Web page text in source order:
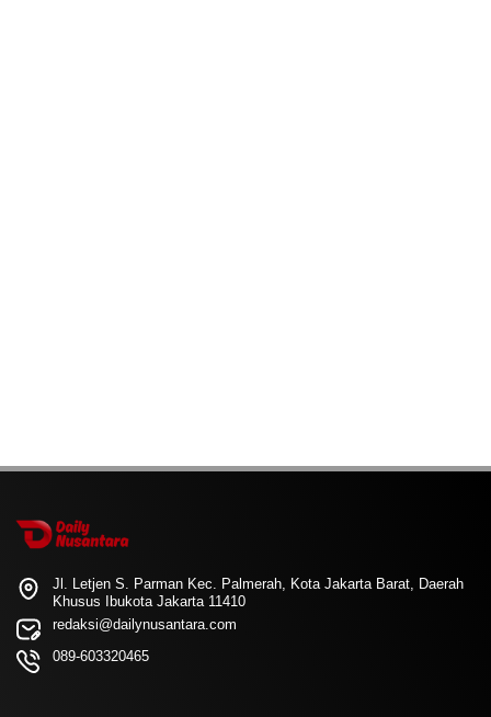
Jl. Letjen S. Parman Kec. Palmerah, Kota Jakarta Barat, Daerah
Khusus Ibukota Jakarta 11410
redaksi@dailynusantara.com
089-603320465